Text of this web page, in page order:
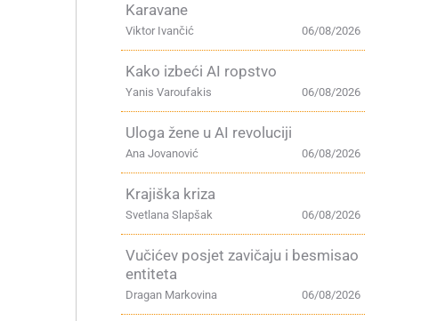
Karavane
06/08/2026
Viktor Ivančić
Kako izbeći AI ropstvo
06/08/2026
Yanis Varoufakis
Uloga žene u AI revoluciji
06/08/2026
Ana Jovanović
Krajiška kriza
06/08/2026
Svetlana Slapšak
Vučićev posjet zavičaju i besmisao
entiteta
06/08/2026
Dragan Markovina